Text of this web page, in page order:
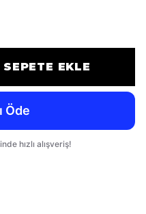
SEPETE EKLE